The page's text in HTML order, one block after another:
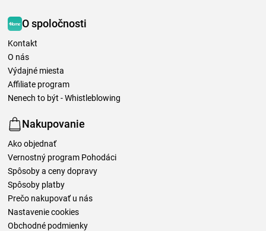
O spoločnosti
Kontakt
O nás
Výdajné miesta
Affiliate program
Nenech to být - Whistleblowing
Nakupovanie
Ako objednať
Vernostný program Pohodáci
Spôsoby a ceny dopravy
Spôsoby platby
Prečo nakupovať u nás
Nastavenie cookies
Obchodné podmienky